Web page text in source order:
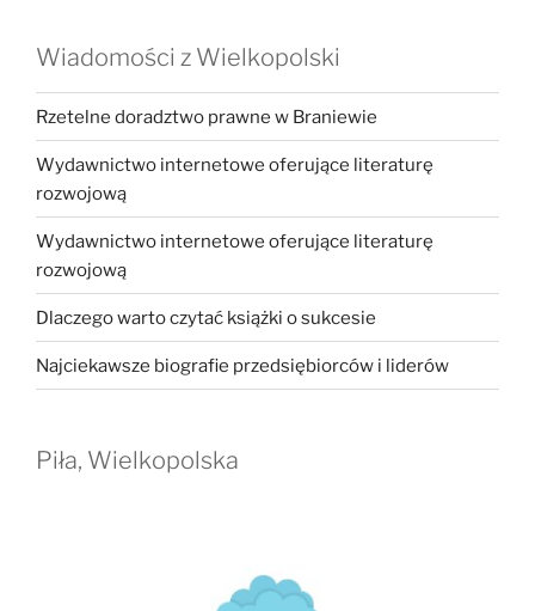
Wiadomości z Wielkopolski
Rzetelne doradztwo prawne w Braniewie
Wydawnictwo internetowe oferujące literaturę
rozwojową
Wydawnictwo internetowe oferujące literaturę
rozwojową
Dlaczego warto czytać książki o sukcesie
Najciekawsze biografie przedsiębiorców i liderów
Piła, Wielkopolska